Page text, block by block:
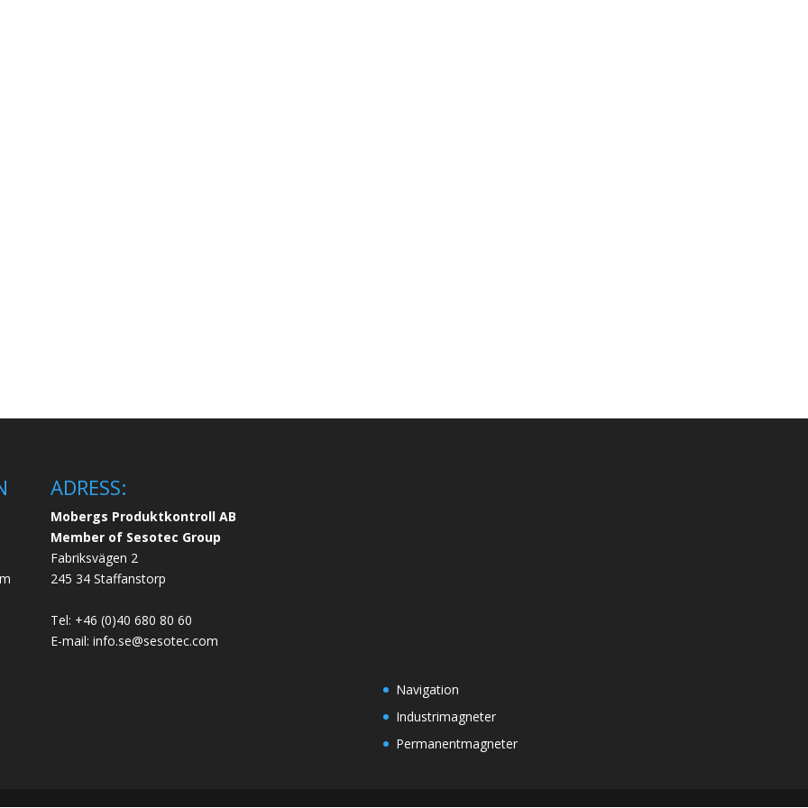
ADRESS:
Mobergs Produktkontroll AB
Member of Sesotec Group
Fabriksvägen 2
245 34 Staffanstorp
Tel: +46 (0)40 680 80 60
E-mail: info.se@sesotec.com
Navigation
Industrimagneter
Permanentmagneter